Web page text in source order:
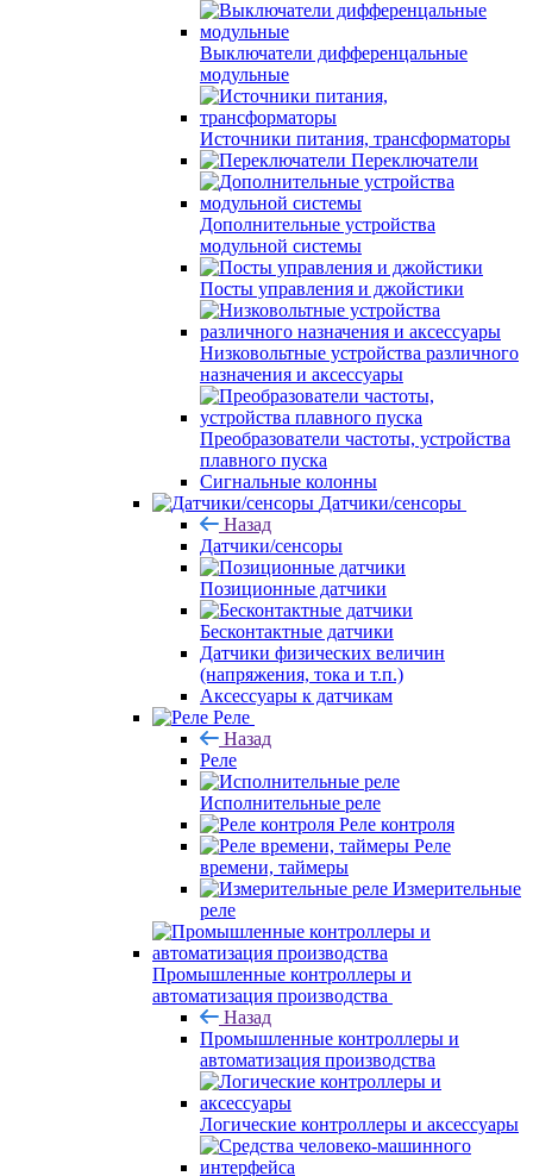
Выключатели дифференцальные
модульные
Источники питания, трансформаторы
Переключатели
Дополнительные устройства
модульной системы
Посты управления и джойстики
Низковольтные устройства различного
назначения и аксессуары
Преобразователи частоты, устройства
плавного пуска
Сигнальные колонны
Датчики/сенсоры
Назад
Датчики/сенсоры
Позиционные датчики
Бесконтактные датчики
Датчики физических величин
(напряжения, тока и т.п.)
Аксессуары к датчикам
Реле
Назад
Реле
Исполнительные реле
Реле контроля
Реле
времени, таймеры
Измерительные
реле
Промышленные контроллеры и
автоматизация производства
Назад
Промышленные контроллеры и
автоматизация производства
Логические контроллеры и аксессуары